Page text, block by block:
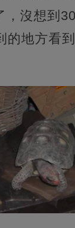
，沒想到
的地方看